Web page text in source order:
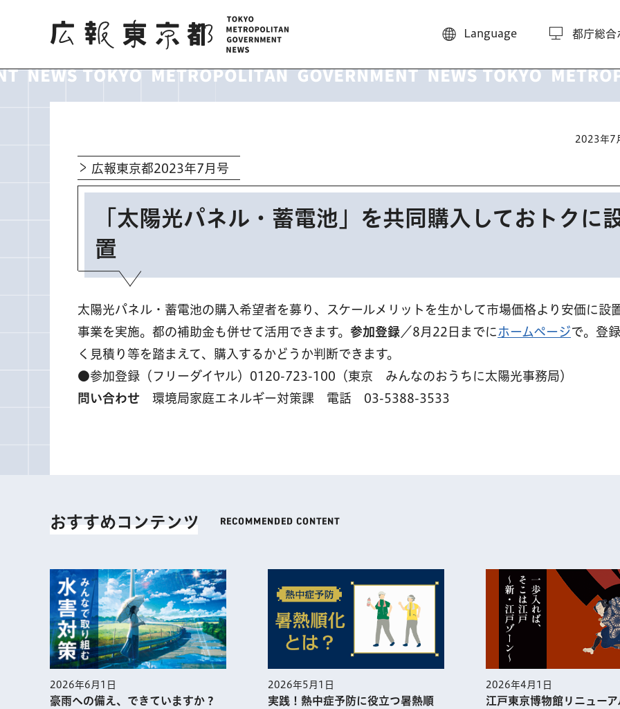
広報東京都
Language 都庁総合
2023年7
広報東京都2023年7月号
「太陽光パネル・蓄電池」を共同購入しておトクに
置
太陽光パネル・蓄電池の購入希望者を募り、スケールメリットを生かして市場価格より安価に設
事業を実施。都の補助金も併せて活用できます。 参加登録 ／8月22日までに ホームページで。登
く見積り等を踏まえて、購入するかどうか判断できます。
●参加登録（フリーダイヤル）0120-723-100（東京 みんなのおうちに太陽光事務局）
問い合わせ 環境局家庭エネルギー対策課 電話 03-5388-3533
おすすめコンテンツ
2026年6月1日
豪雨への備え、できていますか？
2026年5月1日
実践！熱中症予防に役⽴つ暑熱順
2026年4月1日
江戸東京博物館リニューア